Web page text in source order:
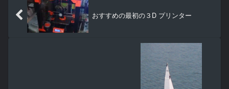
おすすめの最初の３D プリンター